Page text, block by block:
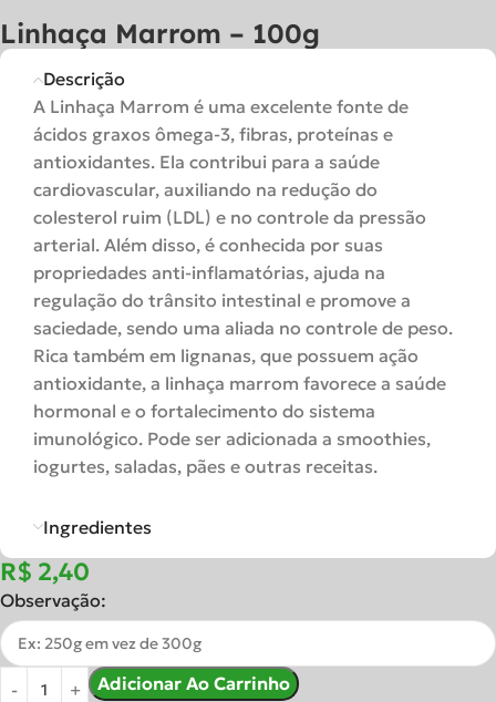
Linhaça Marrom – 100g
Descrição
A Linhaça Marrom é uma excelente fonte de
ácidos graxos ômega-3, fibras, proteínas e
antioxidantes. Ela contribui para a saúde
cardiovascular, auxiliando na redução do
colesterol ruim (LDL) e no controle da pressão
arterial. Além disso, é conhecida por suas
propriedades anti-inflamatórias, ajuda na
regulação do trânsito intestinal e promove a
saciedade, sendo uma aliada no controle de peso.
Rica também em lignanas, que possuem ação
antioxidante, a linhaça marrom favorece a saúde
hormonal e o fortalecimento do sistema
imunológico. Pode ser adicionada a smoothies,
iogurtes, saladas, pães e outras receitas.
Ingredientes
R$
Observação:
Adicionar Ao Carrinho